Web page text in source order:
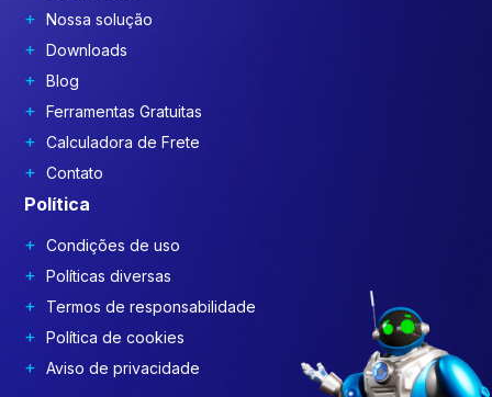
Nossa solução
Downloads
Blog
Ferramentas Gratuitas
Calculadora de Frete
Contato
Política
Condições de uso
Políticas diversas
Termos de responsabilidade
Política de cookies
Aviso de privacidade